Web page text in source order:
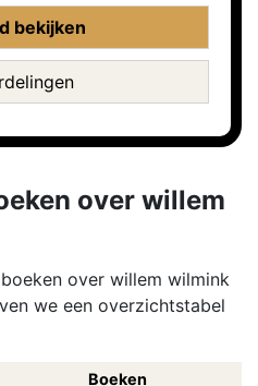
bekijken
over willem
over willem wilmink
we een overzichtstabel
Boeken